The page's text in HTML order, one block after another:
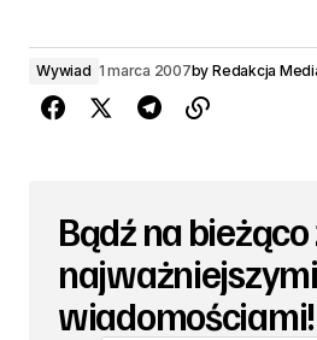
Wywiad 1 marca 2007by Redakcja
Bądź na bieżąco
najważniejszymi
wiadomościami!